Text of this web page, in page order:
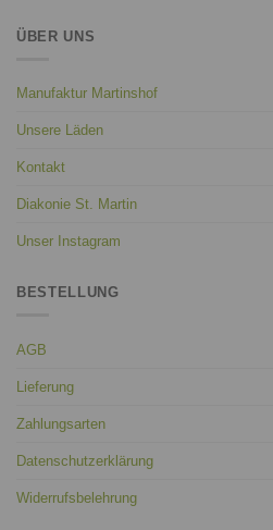
ÜBER UNS
Manufaktur Martinshof
Unsere Läden
Kontakt
Diakonie St. Martin
Unser Instagram
BESTELLUNG
AGB
Lieferung
Zahlungsarten
Datenschutzerklärung
Widerrufsbelehrung